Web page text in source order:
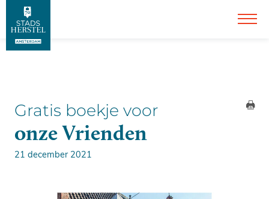
Gratis boekje voor
onze Vrienden
21 december 2021